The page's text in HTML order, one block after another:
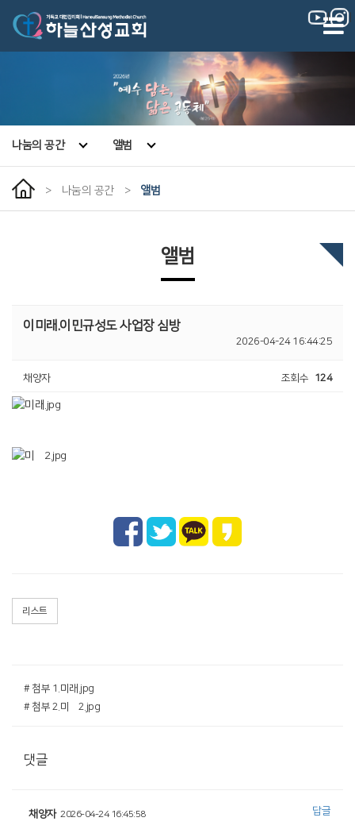
|
나눔의 공간 앨범
> 나눔의 공간 > 앨범
앨범
이미래.이민규성도 사업장 심방
2026-04-24 16:44:25
채양자 조회수 124
리스트
# 첨부 1.미래.jpg
# 첨부 2.미럐2.jpg
댓글
채양자 2026-04-24 16:45:58 답글